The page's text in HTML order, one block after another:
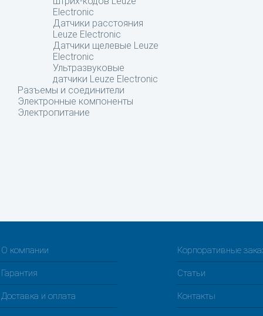
Electronic
Датчики расстояния
Leuze Electronic
Датчики щелевые Leuze
Electronic
Ультразвуковые
датчики Leuze Electronic
Разъемы и соединители
Электронные компоненты
Электропитание
О компании Корпоративные
Гарантия Статьи
Доставка и оплата Контакты